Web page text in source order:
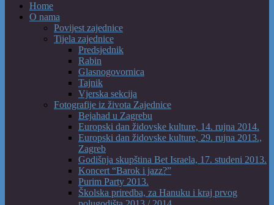
Home
O nama
Povijest zajednice
Tijela zajednice
Predsjednik
Rabin
Glasnogovornica
Tajnik
Vjerska sekcija
Fotografije iz života Zajednice
Bejahad u Zagrebu
Europski dan židovske kulture, 14. rujna 2014.
Europski dan židovske kulture, 29. rujna 2013.,
Zagreb
Godišnja skupština Bet Israela, 17. studeni 2013.
Koncert “Barok i jazz?”
Purim Party 2013.
Školska priredba, za Hanuku i kraj prvog